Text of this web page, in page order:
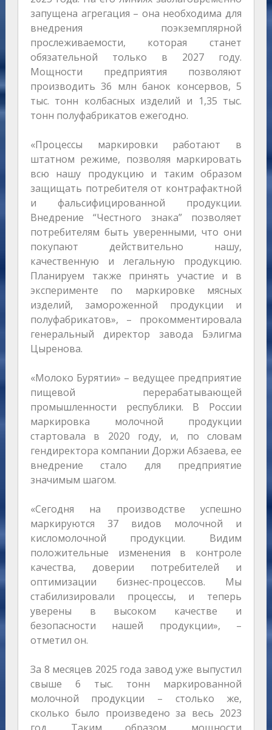
запущена агрегация – она необходима для
внедрения поэкземплярной
прослеживаемости, которая станет
обязательной только в 2027 году.
Мощности предприятия позволяют
производить 36 млн банок консервов, 5
тыс. тонн колбасных изделий и 1,35 тыс.
тонн полуфабрикатов ежегодно.
«Процессы маркировки работают в
штатном режиме, позволяя маркировать
всю нашу продукцию и таким образом
защищать потребителя от контрафактной
и фальсифицированной продукции.
Внедрение “Честного знака” позволяет
потребителям быть уверенными, что они
покупают действительно нашу,
качественную и легальную продукцию.
Планируем также принять участие и в
эксперименте по маркировке мясных
изделий, замороженной продукции и
полуфабрикатов», – прокомментировала
генеральный директор завода Бэлигма
Цыренова.
«Молоко Бурятии» – ведущее предприятие
пищевой перерабатывающей
промышленности республики. В России
маркировка молочной продукции
стартовала в 2020 году, и, по словам
гендиректора компании Доржи Абзаева, ее
внедрение стало для предприятие
значимым шагом.
«Сегодня на производстве успешно
маркируются 37 видов молочной и
кисломолочной продукции. Видим
положительные изменения в контроле
качества, доверии потребителей и
оптимизации бизнес-процессов. Мы
стабилизировали процессы, и теперь
уверены в высоком качестве и
безопасности нашей продукции», –
отметил он.
За 8 месяцев 2025 года завод уже выпустил
свыше 6 тыс. тонн маркированной
молочной продукции – столько же,
сколько было произведено за весь 2023